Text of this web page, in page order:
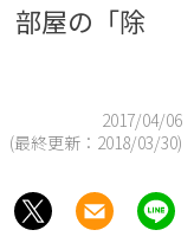
部屋の「除
2017/04/06
(最終更新： 2018/03/30)